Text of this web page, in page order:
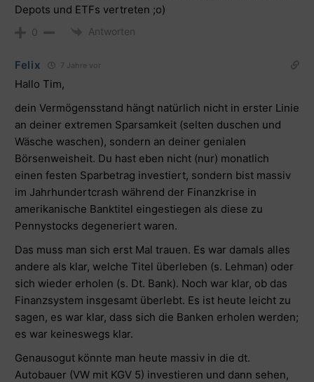
Depots und ETFs vertreten ;o)
0 Antworten
Felix 7 Jahre vor
Hallo Tim,
dein Vermögensstand hängt natürlich nicht in erster Linie
an deiner extremen Sparsamkeit (selten duschen und
Wäsche waschen), sondern an deiner genialen
Börsenweisheit. Du hast eben nicht (nur) monatlich
einen festen Sparbetrag investiert, sondern bist massiv
im Jahrhundertcrash während der Finanzkrise in
amerikanische Banktitel eingestiegen als diese zu
Pennystocks degeneriert waren.
Das muss man sich erst Mal trauen. Es war damals alles
andere als klar, welche Titel überleben (s. Lehman) oder
sich wieder erholen (s. Dt. Bank). Noch war klar, ob das
Finanzsystem insgesamt überlebt. Es ist heute leicht zu
sagen, es war klar, dass sich die Banken erholen werden;
es war keineswegs klar.
Genausogut könnte man heute massiv in die dt.
Autobauer (VW mit KGV 5) investieren und dann sehen,